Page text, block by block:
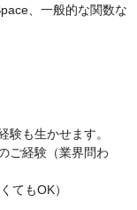
、一般的な関数な
も生かせます。
ご経験（業界問わ
てもOK）